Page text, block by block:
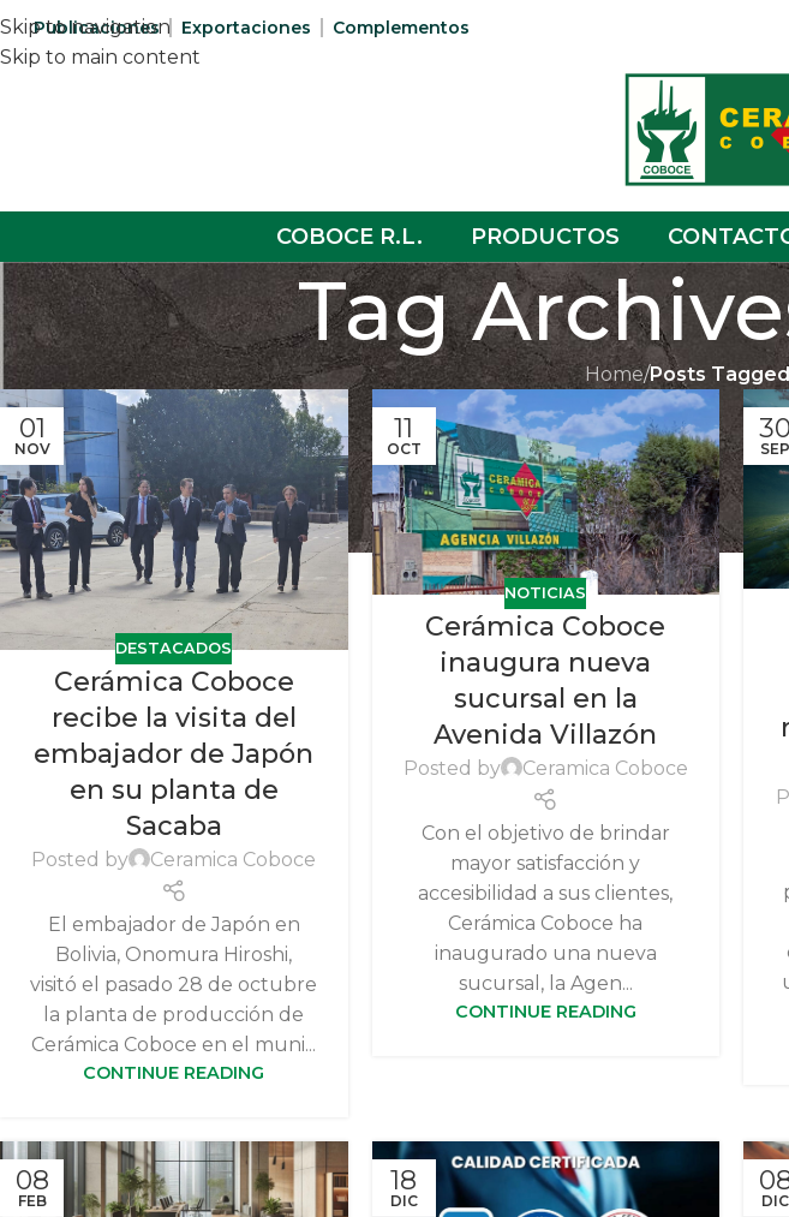
Skip to navigation
Skip to main content
Publicaciones Exportaciones Complementos
COBOCE R.L. PRODUCTOS
Tag
Home/Posts
01
NOV
DESTACADOS
Cerámica Coboce
recibe la visita del
embajador de Japón
en su planta de
Sacaba
Posted by Ceramica Coboce
El embajador de Japón en
Bolivia, Onomura Hiroshi,
visitó el pasado 28 de octubre
la planta de producción de
Cerámica Coboce en el muni...
CONTINUE READING
11
OCT
NOTICIAS
Cerámica Coboce
inaugura nueva
sucursal en la
Avenida Villazón
Posted by Ceramica Coboce
Con el objetivo de brindar
mayor satisfacción y
accesibilidad a sus clientes,
Cerámica Coboce ha
inaugurado una nueva
sucursal, la Agen...
CONTINUE READING
30
SEP
08
FEB
18
DIC DIC